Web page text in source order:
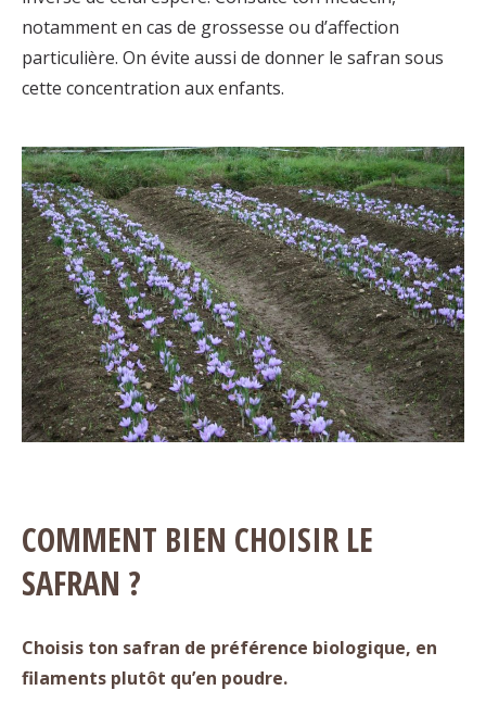
notamment en cas de grossesse ou d’affection
particulière. On évite aussi de donner le safran sous
cette concentration aux enfants.
COMMENT BIEN CHOISIR LE
SAFRAN ?
Choisis ton safran de préférence biologique, en
filaments plutôt qu’en poudre.